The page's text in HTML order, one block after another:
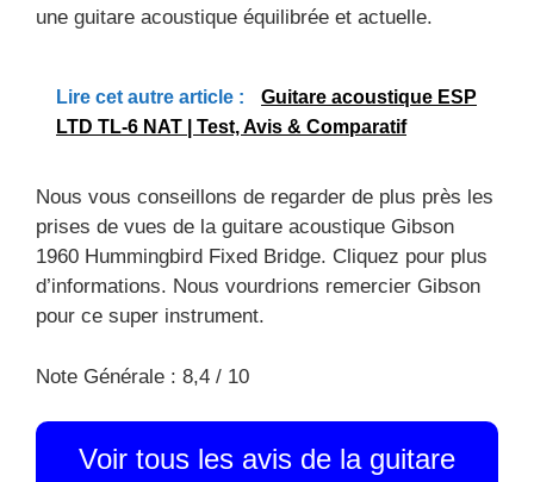
une guitare acoustique équilibrée et actuelle.
Lire cet autre article :
Guitare acoustique ESP
LTD TL-6 NAT | Test, Avis & Comparatif
Nous vous conseillons de regarder de plus près les
prises de vues de la guitare acoustique Gibson
1960 Hummingbird Fixed Bridge. Cliquez pour plus
d’informations. Nous vourdrions remercier Gibson
pour ce super instrument.
Note Générale : 8,4 / 10
Voir tous les avis de la guitare